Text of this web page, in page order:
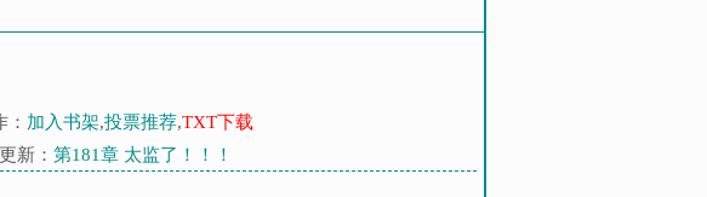
加入书架,投票推荐,TXT下载
新： 第181章 太监了！！！